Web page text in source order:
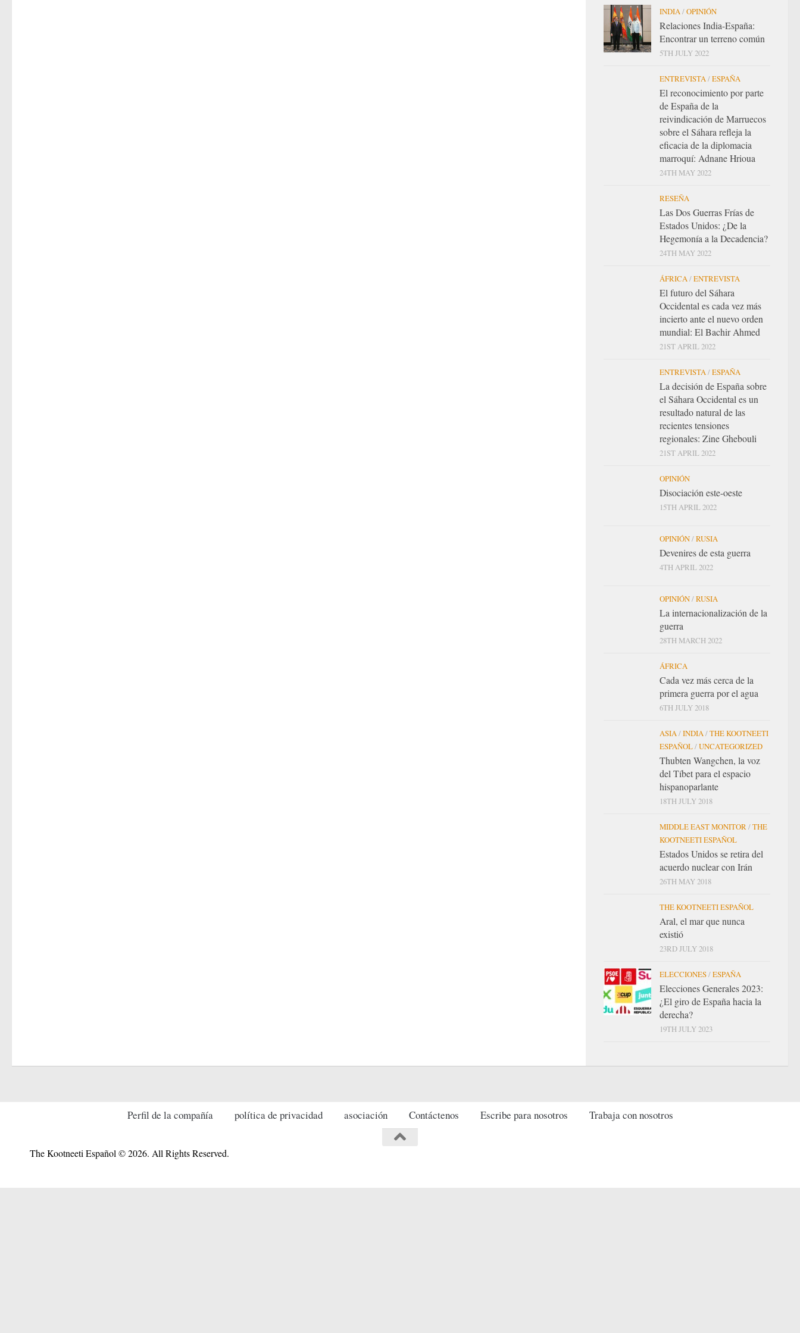
INDIA/OPINIÓN
Relaciones India-España:
Encontrar un terreno común
5TH JULY 2022
ENTREVISTA/ESPAÑA
El reconocimiento por parte
de España de la
reivindicación de Marruecos
sobre el Sáhara refleja la
eficacia de la diplomacia
marroquí: Adnane Hrioua
24TH MAY 2022
RESEÑA
Las Dos Guerras Frías de
Estados Unidos: ¿De la
Hegemonía a la Decadencia?
24TH MAY 2022
ÁFRICA/ENTREVISTA
El futuro del Sáhara
Occidental es cada vez más
incierto ante el nuevo orden
mundial: El Bachir Ahmed
21ST APRIL 2022
ENTREVISTA/ESPAÑA
La decisión de España sobre
el Sáhara Occidental es un
resultado natural de las
recientes tensiones
regionales: Zine Ghebouli
21ST APRIL 2022
OPINIÓN
Disociación este-oeste
15TH APRIL 2022
OPINIÓN/RUSIA
Devenires de esta guerra
4TH APRIL 2022
OPINIÓN/RUSIA
La internacionalización de la
guerra
28TH MARCH 2022
ÁFRICA
Cada vez más cerca de la
primera guerra por el agua
6TH JULY 2018
ASIA/INDIA/THE KOOTNEETI
ESPAÑOL/UNCATEGORIZED
Thubten Wangchen, la voz
del Tíbet para el espacio
hispanoparlante
18TH JULY 2018
MIDDLE EAST MONITOR/THE
KOOTNEETI ESPAÑOL
Estados Unidos se retira del
acuerdo nuclear con Irán
26TH MAY 2018
THE KOOTNEETI ESPAÑOL
Aral, el mar que nunca
existió
23RD JULY 2018
ELECCIONES/ESPAÑA
Elecciones Generales 2023:
¿El giro de España hacia la
derecha?
19TH JULY 2023
Perfil de la compañía política de privacidad asociación Contáctenos Escribe para nosotros Trabaja con nosotros
The Kootneeti Español © 2026. All Rights Reserved.